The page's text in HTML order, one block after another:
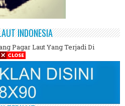
INDONESIA
Pagar Laut Yang Terjadi Di
Laut Dipagar, Karena
Wilayah Indonesia Dengan